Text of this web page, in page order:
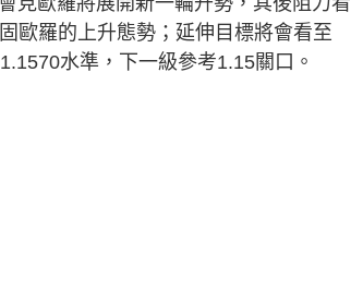
歐羅的上升態勢；延伸目標將會看至
水準，下一級參考1.15關口。